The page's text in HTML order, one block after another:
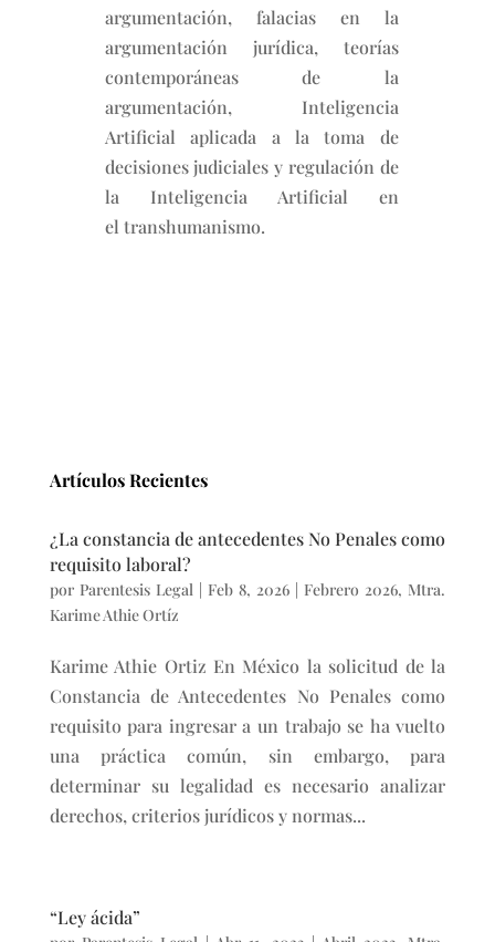
argumentación, falacias en la
argumentación jurídica, teorías
contemporáneas de la
argumentación, Inteligencia
Artificial aplicada a la toma de
decisiones judiciales y regulación de
la Inteligencia Artificial en
el transhumanismo.
Artículos Recientes
¿La constancia de antecedentes No Penales como
requisito laboral?
por Parentesis Legal| Feb 8, 2026 | Febrero 2026, Mtra.
Karime Athie Ortíz
Karime Athie Ortiz En México la solicitud de la
Constancia de Antecedentes No Penales como
requisito para ingresar a un trabajo se ha vuelto
una práctica común, sin embargo, para
determinar su legalidad es necesario analizar
derechos, criterios jurídicos y normas...
“Ley ácida”